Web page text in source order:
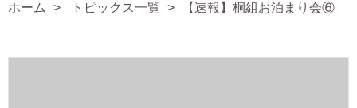
ホーム トピックス一覧 【速報】桐組お泊まり会⑥